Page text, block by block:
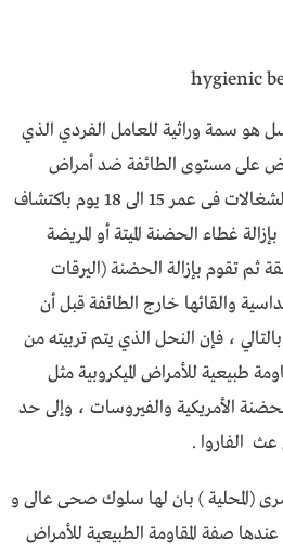
هو سمة وراثية للعامل الفردي الذي
على مستوى الطائفة ضد أمراض
الحضنة المختلفة حيث تقوم الشغالات فى عمر 15 الى 18 يوم باكتشاف
غطاء الحضنة الميتة أو المريضة
ثم تقوم بإزالة الحضنة (اليرقات
والقائها خارج الطائفة قبل أن
، فإن النحل الذي يتم تربيته من
طبيعية للأمراض الميكروبية مثل
الأمريكية والفيروسات ، وإلى حد
عث الفاروا .
(المحلية ) بان لها سلوك صحى عالى و
عندها صفة المقاومة الطبيعية للأمراض